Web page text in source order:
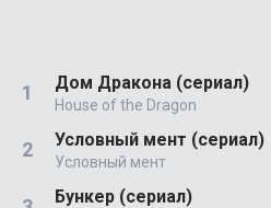
Дом Дракона (сериал)
House of the Dragon
Условный мент (сериал)
Условный мент
Бункер (сериал)